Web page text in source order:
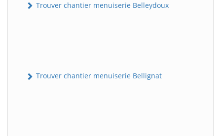
Trouver chantier menuiserie Belleydoux
Trouver chantier menuiserie Bellignat